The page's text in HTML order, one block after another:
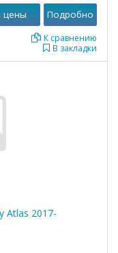
В закладки
К сравнению
цены Подробно
Atlas 2017-